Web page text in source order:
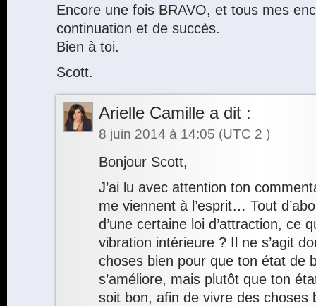
Encore une fois BRAVO, et tous mes
continuation et de succès.
Bien à toi.
Scott.
Arielle Camille a dit :
8 juin 2014 à 14:05 (UTC 2 )
Bonjour Scott,
J’ai lu avec attention ton
me viennent à l’esprit… Tout
d’une certaine loi d’attraction, ce
vibration intérieure ? Il ne s’agit
choses bien pour que ton état de
s’améliore, mais plutôt que ton
soit bon, afin de vivre des choses